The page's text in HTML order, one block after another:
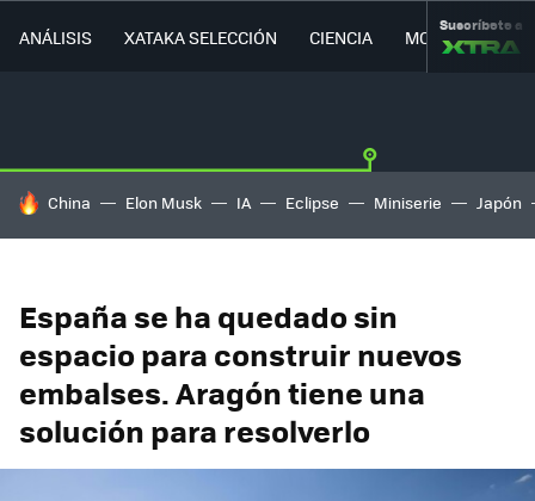
ANÁLISIS XATAKA SELECCIÓN CIENCIA MOVILIDAD
Suscríbete a
HOY SE HABLA DE
China Elon Musk IA Eclipse Miniserie Japón
España se ha quedado sin
espacio para construir nuevos
embalses. Aragón tiene una
solución para resolverlo